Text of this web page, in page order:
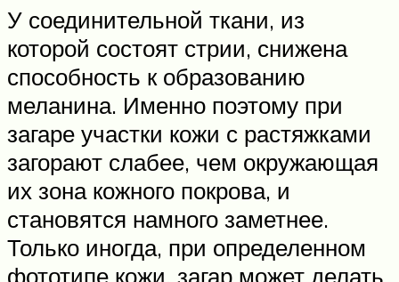
У соединительной ткани, из
которой состоят стрии, снижена
способность к образованию
меланина. Именно поэтому при
загаре участки кожи с растяжками
загорают слабее, чем окружающая
их зона кожного покрова, и
становятся намного заметнее.
Только иногда, при определенном
фототипе кожи, загар может делать